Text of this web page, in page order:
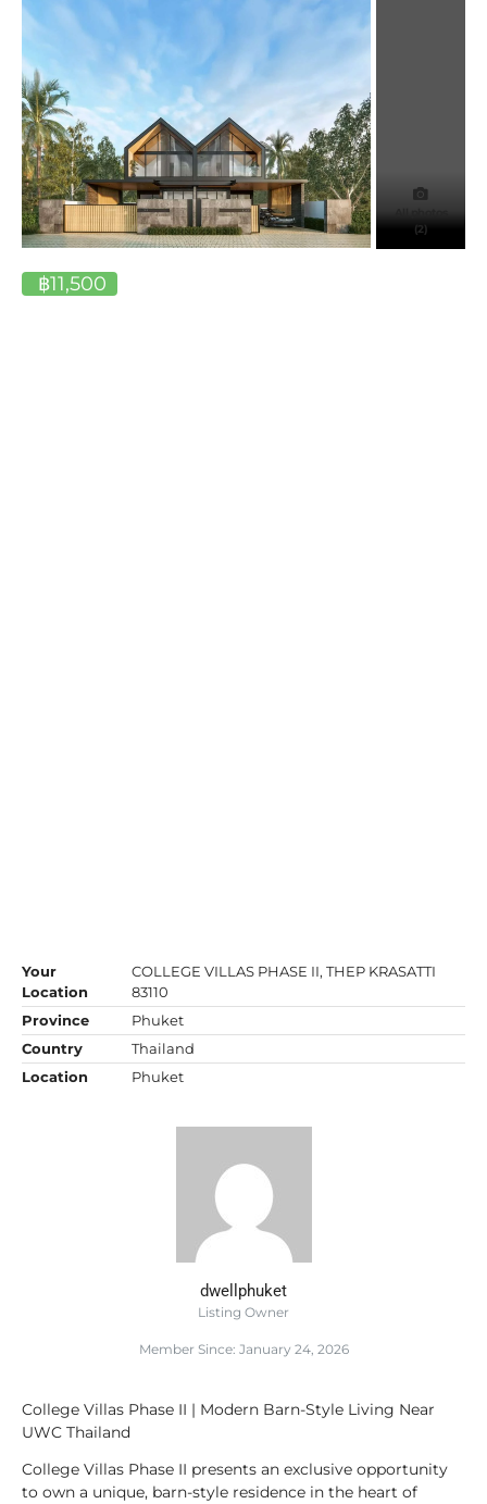
(2)
฿11,500
Your
Location
COLLEGE VILLAS PHASE II, THEP KRASATTI
83110
Province
Phuket
Country
Thailand
Location
Phuket
dwellphuket
Listing Owner
Member Since: January 24, 2026
College Villas Phase II | Modern Barn-Style Living Near
UWC Thailand
College Villas Phase II presents an exclusive opportunity
to own a unique, barn-style residence in the heart of